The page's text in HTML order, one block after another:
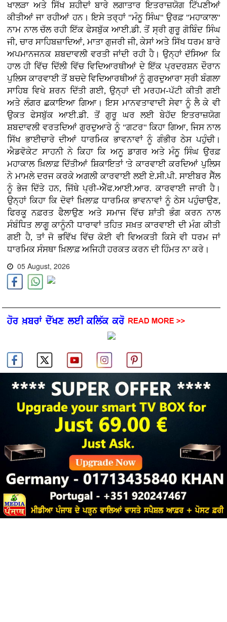
ਖਾਲੜਾ ਅਤੇ ਸਿੱਖ ਸ਼ਹੀਦਾਂ ਬਾਰੇ ਲਗਾਤਾਰ ਇਤਰਾਜ਼ਯੋਗ ਟਿੱਪਣੀਆਂ
ਕੀਤੀਆਂ ਜਾ ਰਹੀਆਂ ਹਨ। ਇਸੇ ਤਰ੍ਹਾਂ "ਮੰਨੂ ਸਿੰਘ" ਉਰਫ਼ "ਮਹਾਕਾਲ"
ਨਾਮ ਨਾਲ ਚੱਲ ਰਹੀ ਇੱਕ ਫੇਸਬੁੱਕ ਆਈ.ਡੀ. ਤੋਂ ਸ੍ਰੀ ਗੁਰੂ ਗੋਬਿੰਦ ਸਿੰਘ
ਜੀ, ਚਾਰ ਸਾਹਿਬਜ਼ਾਦਿਆਂ, ਮਾਤਾ ਗੁਜਰੀ ਜੀ, ਕੇਸਾਂ ਅਤੇ ਸਿੱਖ ਧਰਮ ਬਾਰੇ
ਅਪਮਾਨਜਨਕ ਸ਼ਬਦਾਵਲੀ ਵਰਤੀ ਜਾਂਦੀ ਰਹੀ ਹੈ। ਉਨ੍ਹਾਂ ਦੱਸਿਆ ਕਿ
ਹਾਲ ਹੀ ਵਿੱਚ ਦਿੱਲੀ ਵਿੱਚ ਵਿਦਿਆਰਥੀਆਂ ਦੇ ਇੱਕ ਪ੍ਰਦਰਸ਼ਨ ਦੌਰਾਨ
ਪੁਲਿਸ ਕਾਰਵਾਈ ਤੋਂ ਬਚਦੇ ਵਿਦਿਆਰਥੀਆਂ ਨੂੰ ਗੁਰਦੁਆਰਾ ਸ੍ਰੀ ਬੰਗਲਾ
ਸਾਹਿਬ ਵਿਖੇ ਸ਼ਰਨ ਦਿੱਤੀ ਗਈ, ਉਨ੍ਹਾਂ ਦੀ ਮਰਹਮ-ਪੱਟੀ ਕੀਤੀ ਗਈ
ਅਤੇ ਲੰਗਰ ਛਕਾਇਆ ਗਿਆ। ਇਸ ਮਾਨਵਤਾਵਾਦੀ ਸੇਵਾ ਨੂੰ ਲੈ ਕੇ ਵੀ
ਉਕਤ ਫੇਸਬੁੱਕ ਆਈ.ਡੀ. ਤੋਂ ਗੁਰੂ ਘਰ ਲਈ ਬੇਹੱਦ ਇਤਰਾਜ਼ਯੋਗ
ਸ਼ਬਦਾਵਲੀ ਵਰਤਦਿਆਂ ਗੁਰਦੁਆਰੇ ਨੂੰ "ਗਟਰ" ਕਿਹਾ ਗਿਆ, ਜਿਸ ਨਾਲ
ਸਿੱਖ ਭਾਈਚਾਰੇ ਦੀਆਂ ਧਾਰਮਿਕ ਭਾਵਨਾਵਾਂ ਨੂੰ ਗੰਭੀਰ ਠੇਸ ਪਹੁੰਚੀ।
ਐਡਵੋਕੇਟ ਸਾਹਨੀ ਨੇ ਕਿਹਾ ਕਿ ਅਨੂ ਡਾਗਰ ਅਤੇ ਮੰਨੂ ਸਿੰਘ ਉਰਫ਼
ਮਹਾਕਾਲ ਖ਼ਿਲਾਫ਼ ਦਿੱਤੀਆਂ ਸ਼ਿਕਾਇਤਾਂ 'ਤੇ ਕਾਰਵਾਈ ਕਰਦਿਆਂ ਪੁਲਿਸ
ਨੇ ਮਾਮਲੇ ਦਰਜ ਕਰਕੇ ਅਗਲੀ ਕਾਰਵਾਈ ਲਈ ਏ.ਸੀ.ਪੀ. ਸਾਈਬਰ ਸੈੱਲ
ਨੂੰ ਭੇਜ ਦਿੱਤੇ ਹਨ, ਜਿੱਥੇ ਪ੍ਰੀ-ਐੱਫ.ਆਈ.ਆਰ. ਕਾਰਵਾਈ ਜਾਰੀ ਹੈ।
ਉਨ੍ਹਾਂ ਕਿਹਾ ਕਿ ਦੋਵਾਂ ਖ਼ਿਲਾਫ਼ ਧਾਰਮਿਕ ਭਾਵਨਾਵਾਂ ਨੂੰ ਠੇਸ ਪਹੁੰਚਾਉਣ,
ਫਿਰਕੂ ਨਫ਼ਰਤ ਫੈਲਾਉਣ ਅਤੇ ਸਮਾਜ ਵਿੱਚ ਸ਼ਾਂਤੀ ਭੰਗ ਕਰਨ ਨਾਲ
ਸੰਬੰਧਿਤ ਲਾਗੂ ਕਾਨੂੰਨੀ ਧਾਰਾਵਾਂ ਤਹਿਤ ਸਖ਼ਤ ਕਾਰਵਾਈ ਦੀ ਮੰਗ ਕੀਤੀ
ਗਈ ਹੈ, ਤਾਂ ਜੋ ਭਵਿੱਖ ਵਿੱਚ ਕੋਈ ਵੀ ਵਿਅਕਤੀ ਕਿਸੇ ਵੀ ਧਰਮ ਜਾਂ
ਧਾਰਮਿਕ ਸੰਸਥਾ ਖ਼ਿਲਾਫ਼ ਅਜਿਹੀ ਹਰਕਤ ਕਰਨ ਦੀ ਹਿੰਮਤ ਨਾ ਕਰੇ।
05 August, 2026